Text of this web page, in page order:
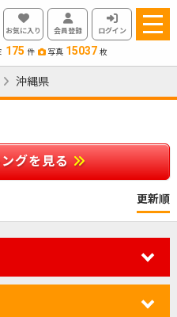
お気に入り 会員登録 ログイン
175 件 写真 15037 枚
沖縄県
グを見る
更新順